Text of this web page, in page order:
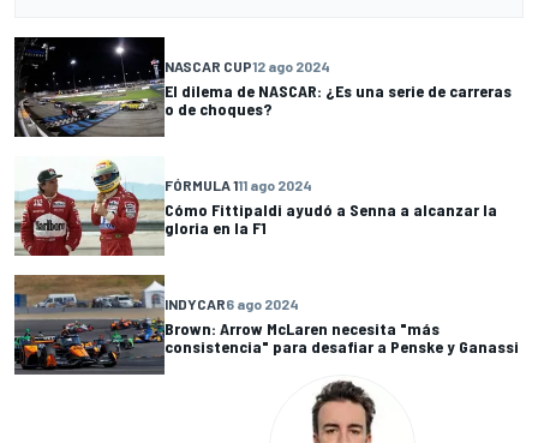
NASCAR CUP12 ago 2024
El dilema de NASCAR: ¿Es una serie de carreras
o de choques?
FÓRMULA 111 ago 2024
Cómo Fittipaldi ayudó a Senna a alcanzar la
gloria en la F1
INDYCAR6 ago 2024
Brown: Arrow McLaren necesita "más
consistencia" para desafiar a Penske y Ganassi